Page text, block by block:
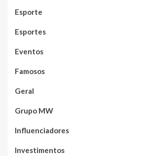
Esporte
Esportes
Eventos
Famosos
Geral
Grupo MW
Influenciadores
Investimentos